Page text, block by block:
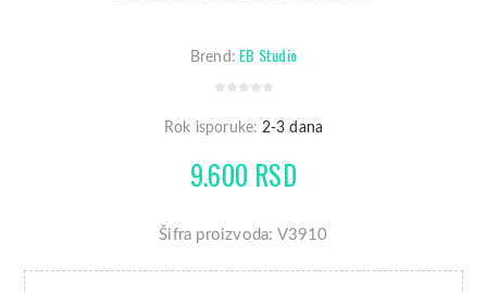
Brend: EB Studio
Rok isporuke: 2-3 dana
9.600 RSD
Šifra proizvoda: V3910